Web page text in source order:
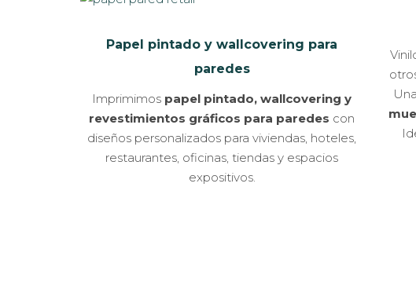
Papel pintado y wallcovering para
paredes
Imprimimos papel pintado, wallcovering y
revestimientos gráficos para paredes con
diseños personalizados para viviendas, hoteles,
restaurantes, oficinas, tiendas y espacios
expositivos.